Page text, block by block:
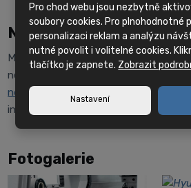
Nezávazná poptávka
Máte-li zájem o nezávaznou nabídku
neváhejte využít náš
některého z našich prodejců
. Rádi
informace a odpoví na Vaše dotazy.
Fotogalerie
Pro chod webu jsou nezbytně
soubory cookies. Pro plnohodnotné
personalizaci reklam a analýzu
nutné povolit i volitelné cookies.
tlačítko je zapnete. Zobrazit
Nastavení